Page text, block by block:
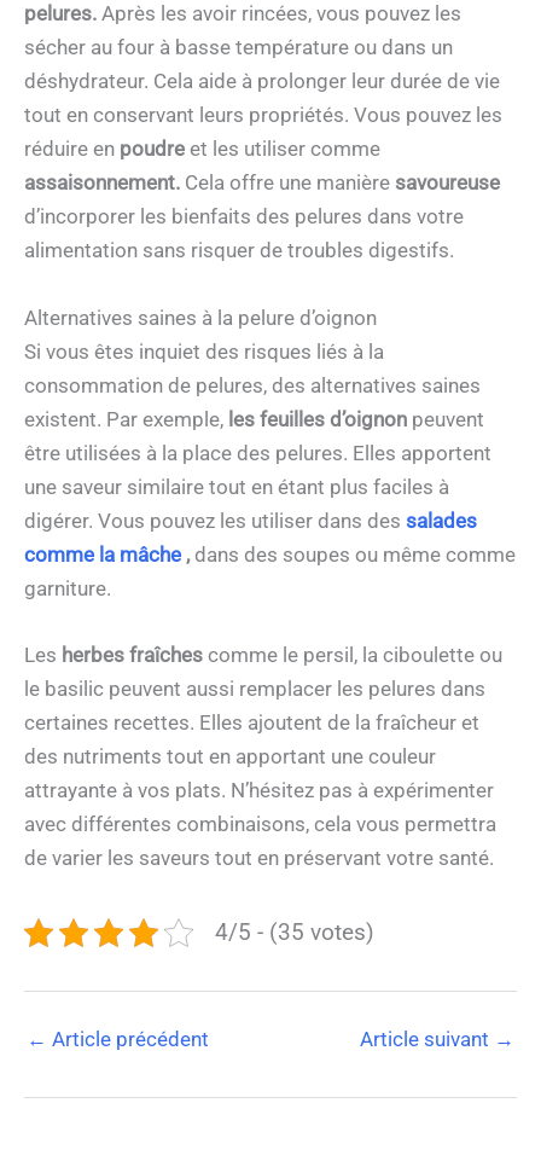
pelures. Après les avoir rincées, vous pouvez les
sécher au four à basse température ou dans un
déshydrateur. Cela aide à prolonger leur durée de vie
tout en conservant leurs propriétés. Vous pouvez les
réduire en poudre et les utiliser comme
assaisonnement. Cela offre une manière savoureuse
d’incorporer les bienfaits des pelures dans votre
alimentation sans risquer de troubles digestifs.
Alternatives saines à la pelure d’oignon
Si vous êtes inquiet des risques liés à la
consommation de pelures, des alternatives saines
existent. Par exemple, les feuilles d’oignon peuvent
être utilisées à la place des pelures. Elles apportent
une saveur similaire tout en étant plus faciles à
digérer. Vous pouvez les utiliser dans des salades
comme la mâche ,dans des soupes ou même comme
garniture.
Les herbes fraîches comme le persil, la ciboulette ou
le basilic peuvent aussi remplacer les pelures dans
certaines recettes. Elles ajoutent de la fraîcheur et
des nutriments tout en apportant une couleur
attrayante à vos plats. N’hésitez pas à expérimenter
avec différentes combinaisons, cela vous permettra
de varier les saveurs tout en préservant votre santé.
4/5 - (35 votes)
← Article précédent Article suivant →